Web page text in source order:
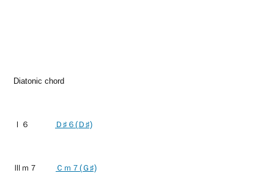
Diatonic chord
Ⅰ６ Ｄ♯６(Ｄ♯)
Ⅲｍ７ Ｃｍ７(Ｇ♯)